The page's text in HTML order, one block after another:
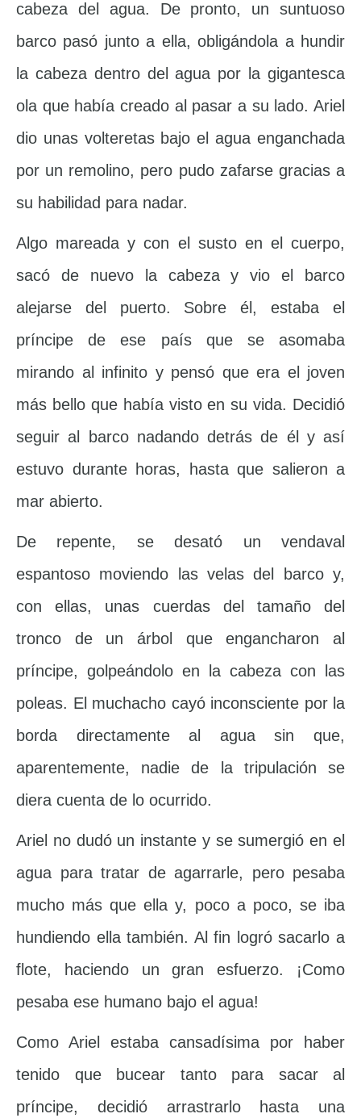
cabeza del agua. De pronto, un suntuoso
barco pasó junto a ella, obligándola a hundir
la cabeza dentro del agua por la gigantesca
ola que había creado al pasar a su lado. Ariel
dio unas volteretas bajo el agua enganchada
por un remolino, pero pudo zafarse gracias a
su habilidad para nadar.
Algo mareada y con el susto en el cuerpo,
sacó de nuevo la cabeza y vio el barco
alejarse del puerto. Sobre él, estaba el
príncipe de ese país que se asomaba
mirando al infinito y pensó que era el joven
más bello que había visto en su vida. Decidió
seguir al barco nadando detrás de él y así
estuvo durante horas, hasta que salieron a
mar abierto.
De repente, se desató un vendaval
espantoso moviendo las velas del barco y,
con ellas, unas cuerdas del tamaño del
tronco de un árbol que engancharon al
príncipe, golpeándolo en la cabeza con las
poleas. El muchacho cayó inconsciente por la
borda directamente al agua sin que,
aparentemente, nadie de la tripulación se
diera cuenta de lo ocurrido.
Ariel no dudó un instante y se sumergió en el
agua para tratar de agarrarle, pero pesaba
mucho más que ella y, poco a poco, se iba
hundiendo ella también. Al fin logró sacarlo a
flote, haciendo un gran esfuerzo. ¡Como
pesaba ese humano bajo el agua!
Como Ariel estaba cansadísima por haber
tenido que bucear tanto para sacar al
príncipe, decidió arrastrarlo hasta una